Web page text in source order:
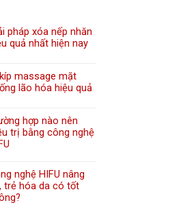
pháp xóa nếp nhăn
quả nhất hiện nay
massage mặt
lão hóa hiệu quả
hợp nào nên
trị bằng công nghệ
nghệ HIFU nâng
trẻ hóa da có tốt